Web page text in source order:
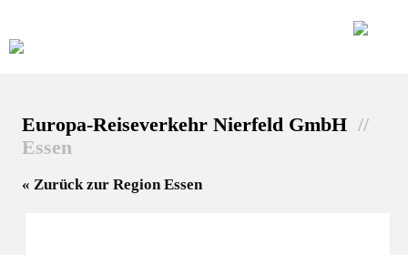
Europa-Reiseverkehr Nierfeld GmbH //
Essen
« Zurück zur Region Essen